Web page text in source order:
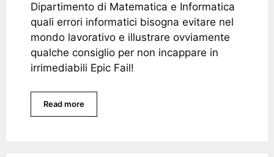
Dipartimento di Matematica e Informatica
quali errori informatici bisogna evitare nel
mondo lavorativo e illustrare ovviamente
qualche consiglio per non incappare in
irrimediabili Epic Fail!
Read more